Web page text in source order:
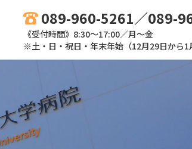
089-960-5261／089-
《受付時間》8:30～17:00／月～金
※土・日・祝日・年末年始（12月29日から1